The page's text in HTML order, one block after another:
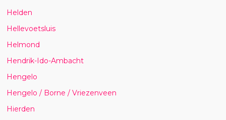
Helden
Hellevoetsluis
Helmond
Hendrik-Ido-Ambacht
Hengelo
Hengelo / Borne / Vriezenveen
Hierden